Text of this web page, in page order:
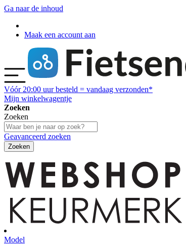
Ga naar de inhoud
Maak een account aan
Vóór 20:00 uur besteld = vandaag verzonden*
Mijn winkelwagentje
Zoeken
Zoeken
Geavanceerd zoeken
Zoeken
Model